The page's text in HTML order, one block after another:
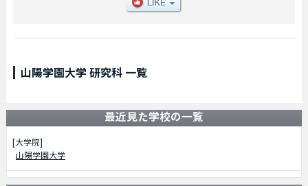
山陽学園大学 研究科 一覧
最近見た学校の一覧
[大学院]
山陽学園大学